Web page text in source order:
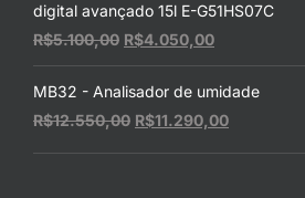
digital avançado 15l E-G51HS07C
R$5.100,00 O
preço
original
era:
R$5.100,00.
R$4.050,00O
preço
atual
é:
R$4.050,00.
MB32 - Analisador de umidade
R$12.550,00 O
R$11.290,00O